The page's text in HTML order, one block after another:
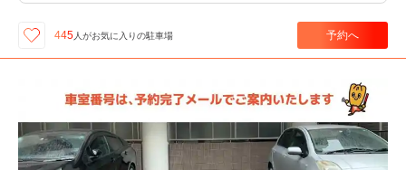
445 人がお気に入りの駐車場 予約へ